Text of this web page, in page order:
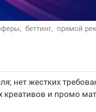
беттинг, прямой
нет жестких
креативов и промо